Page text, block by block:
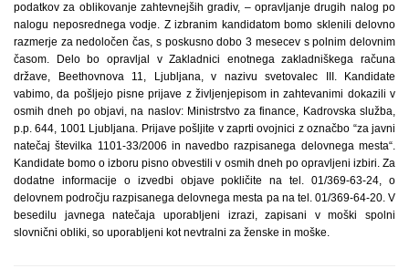
podatkov za oblikovanje zahtevnejših gradiv, – opravljanje drugih nalog po
nalogu neposrednega vodje. Z izbranim kandidatom bomo sklenili delovno
razmerje za nedoločen čas, s poskusno dobo 3 mesecev s polnim delovnim
časom. Delo bo opravljal v Zakladnici enotnega zakladniškega računa
države, Beethovnova 11, Ljubljana, v nazivu svetovalec III. Kandidate
vabimo, da pošljejo pisne prijave z življenjepisom in zahtevanimi dokazili v
osmih dneh po objavi, na naslov: Ministrstvo za finance, Kadrovska služba,
p.p. 644, 1001 Ljubljana. Prijave pošljite v zaprti ovojnici z označbo “za javni
natečaj številka 1101-33/2006 in navedbo razpisanega delovnega mesta“.
Kandidate bomo o izboru pisno obvestili v osmih dneh po opravljeni izbiri. Za
dodatne informacije o izvedbi objave pokličite na tel. 01/369-63-24, o
delovnem področju razpisanega delovnega mesta pa na tel. 01/369-64-20. V
besedilu javnega natečaja uporabljeni izrazi, zapisani v moški spolni
slovnični obliki, so uporabljeni kot nevtralni za ženske in moške.